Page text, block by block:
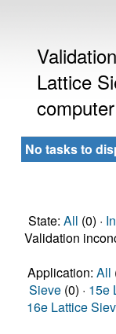
Lattice
No tasks to
State: All (0) ·
Validation
Application: All
Sieve (0) · 15e
16e Lattice